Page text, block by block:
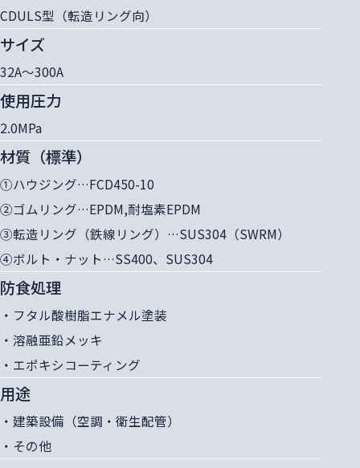
CDULS型（転造リング向）
サイズ
32A～300A
使用圧力
2.0MPa
材質（標準）
①ハウジング…FCD450-10
②ゴムリング…EPDM,耐塩素EPDM
③転造リング（鉄線リング）…SUS304（SWRM）
④ボルト・ナット…SS400、SUS304
防食処理
・フタル酸樹脂エナメル塗装
・溶融亜鉛メッキ
・エポキシコーティング
用途
・建築設備（空調・衛生配管）
・その他